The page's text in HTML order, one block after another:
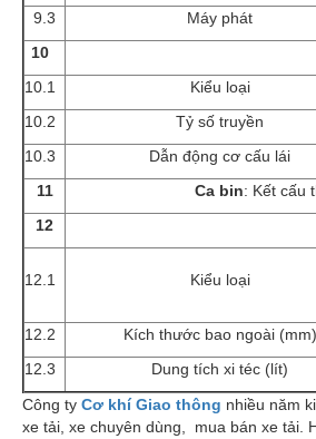
9.3
Máy phát
10
10.1
Kiểu loại
10.2
Tỷ số truyền
10.3
Dẫn động cơ cấu lái
11
Ca bin: Kết cấu
12
12.1 Kiểu loại
12.2 Kích thước bao ngoài (mm)
12.3
Dung tích xi téc (lít)
Công ty Cơ khí Giao thông nhiều năm
xe tải, xe chuyên dùng, mua bán xe tải.